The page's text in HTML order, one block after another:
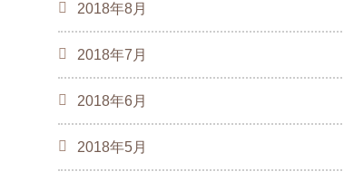
2018年8月
2018年7月
2018年6月
2018年5月